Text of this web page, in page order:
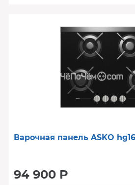
Варочная панель ASKO
94 900 Р